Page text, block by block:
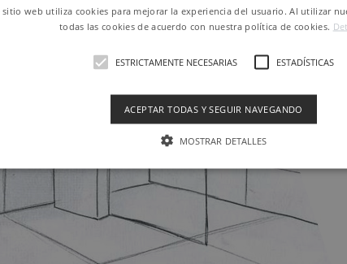
sitio web utiliza cookies para mejorar la experiencia del usuario. Al utilizar
todas las cookies de acuerdo con nuestra política de cookies.
ESTRICTAMENTE NECESARIAS ESTADÍSTICAS
ACEPTAR TODAS Y SEGUIR NAVEGANDO
MOSTRAR DETALLES